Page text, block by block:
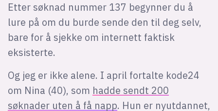
Etter søknad nummer 137 begynner du å
lure på om du burde sende den til deg selv,
bare for å sjekke om internett faktisk
eksisterte.
Og jeg er ikke alene. I april fortalte kode24
om Nina (40), som hadde sendt 200
søknader uten å få napp. Hun er nyutdannet,